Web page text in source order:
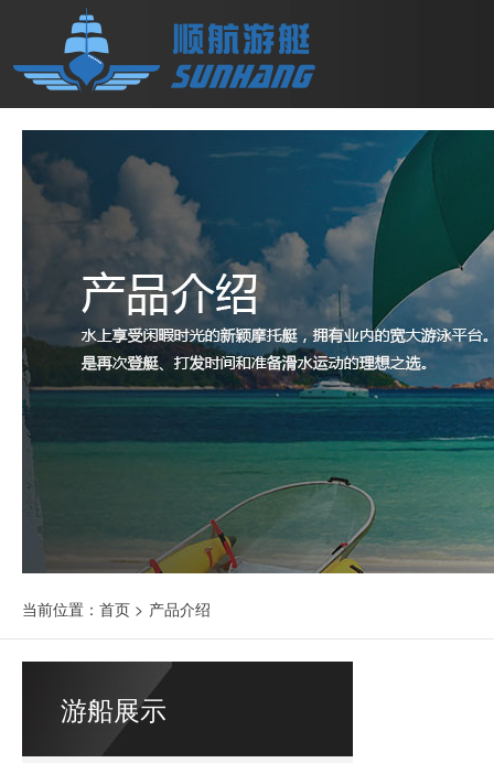
当前位置： 首页 > 产品介绍
游船展示